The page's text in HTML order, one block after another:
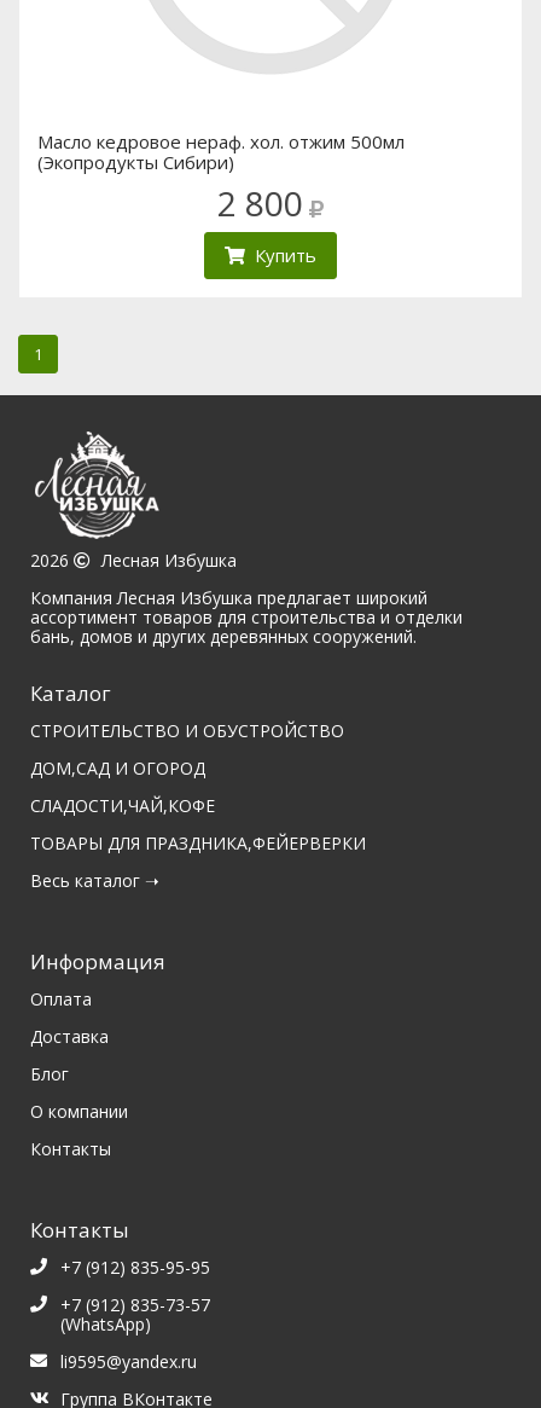
Масло кедровое нераф. хол. отжим 500мл
(Экопродукты Сибири)
2 800
Купить
1
2026
Лесная Избушка
Компания Лесная Избушка предлагает широкий
ассортимент товаров для строительства и отделки
бань, домов и других деревянных сооружений.
Каталог
СТРОИТЕЛЬСТВО И ОБУСТРОЙСТВО
ДОМ,САД И ОГОРОД
СЛАДОСТИ,ЧАЙ,КОФЕ
ТОВАРЫ ДЛЯ ПРАЗДНИКА,ФЕЙЕРВЕРКИ
Весь каталог ➝
Информация
Оплата
Доставка
Блог
О компании
Контакты
Контакты
+7 (912) 835-95-95
+7 (912) 835-73-57
(WhatsApp)
li9595@yandex.ru
Группа ВКонтакте